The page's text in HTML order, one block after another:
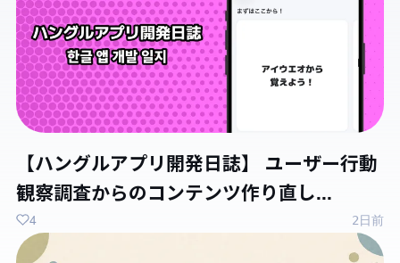
【ハングルアプリ開発日誌】 ユーザー行動
観察調査からのコンテンツ作り直し...
2日前
4